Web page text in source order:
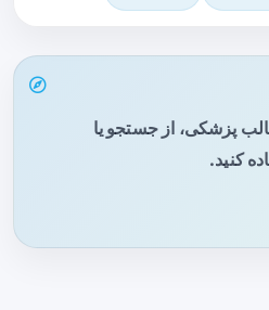
پزشکی، از جستجو یا
کنید.